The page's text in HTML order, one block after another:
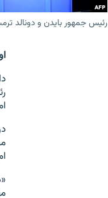
رئیس جمهور بایدن و دونالد